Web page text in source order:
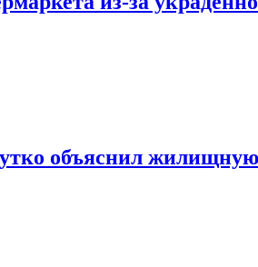
объяснил